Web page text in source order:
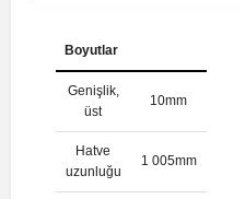
Boyutlar
Genişlik,
üst
10mm
Hatve
uzunluğu
1 005mm